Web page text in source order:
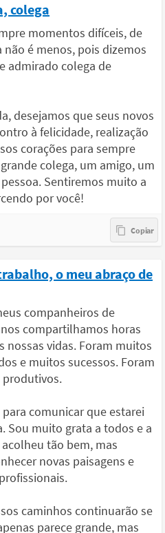
colega
momentos difíceis, de
é menos, pois dizemos
admirado colega de
desejamos que seus novos
à felicidade, realização
corações para sempre
colega, um amigo, um
Sentiremos muito a
por você!
o meu abraço de
companheiros de
compartilhamos horas
nossas vidas. Foram muitos
e muitos sucessos. Foram
produtivos.
comunicar que estarei
Sou muito grata a todos e a
tão bem, mas
novas paisagens e
caminhos continuarão se
parece grande, mas